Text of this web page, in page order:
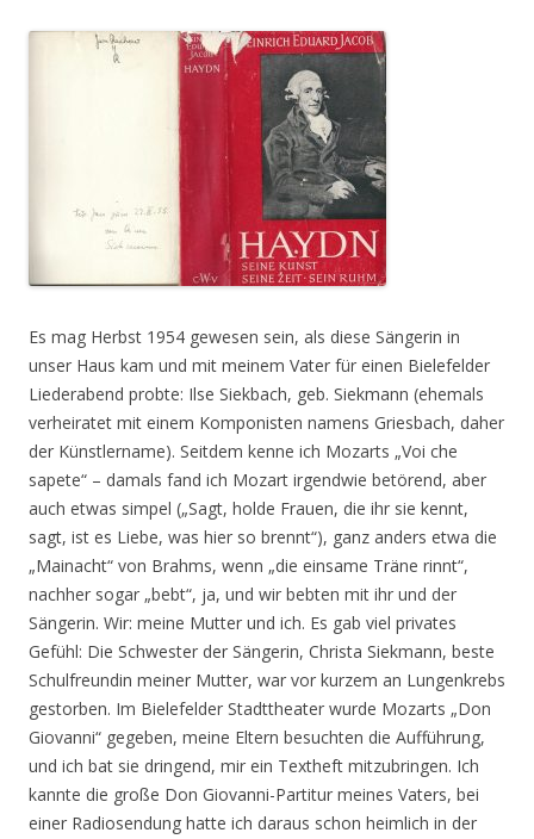
Es mag Herbst 1954 gewesen sein, als diese Sängerin in
unser Haus kam und mit meinem Vater für einen Bielefelder
Liederabend probte: Ilse Siekbach, geb. Siekmann (ehemals
verheiratet mit einem Komponisten namens Griesbach, daher
der Künstlername). Seitdem kenne ich Mozarts „Voi che
sapete“ – damals fand ich Mozart irgendwie betörend, aber
auch etwas simpel („Sagt, holde Frauen, die ihr sie kennt,
sagt, ist es Liebe, was hier so brennt“), ganz anders etwa die
„Mainacht“ von Brahms, wenn „die einsame Träne rinnt“,
nachher sogar „bebt“, ja, und wir bebten mit ihr und der
Sängerin. Wir: meine Mutter und ich. Es gab viel privates
Gefühl: Die Schwester der Sängerin, Christa Siekmann, beste
Schulfreundin meiner Mutter, war vor kurzem an Lungenkrebs
gestorben. Im Bielefelder Stadttheater wurde Mozarts „Don
Giovanni“ gegeben, meine Eltern besuchten die Aufführung,
und ich bat sie dringend, mir ein Textheft mitzubringen. Ich
kannte die große Don Giovanni-Partitur meines Vaters, bei
einer Radiosendung hatte ich daraus schon heimlich in der